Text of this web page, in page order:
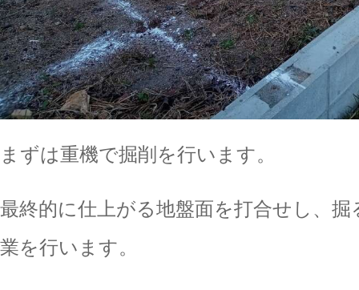
まずは重機で掘削を行います。
最終的に仕上がる地盤面を打合せし、
業を行います。